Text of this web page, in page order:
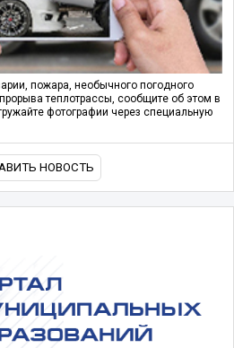
пожара, необычного погодного
теплотрассы, сообщите об этом в
фотографии через специальную
НОВОСТЬ